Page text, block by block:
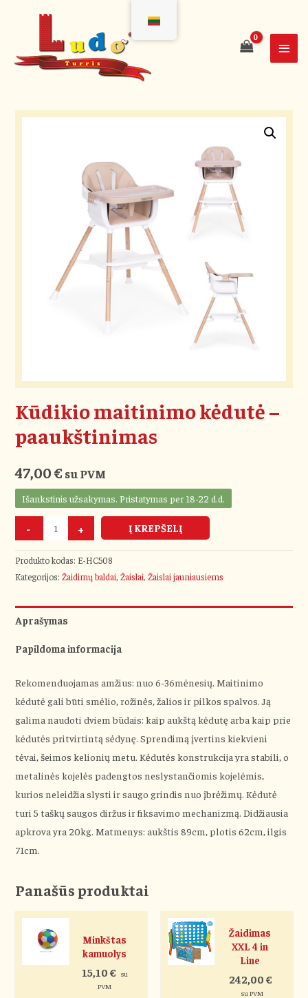
Kūdikio maitinimo kėdutė –
paaukštinimas
47,00€ su PVM
Išankstinis užsakymas. Pristatymas per 18-22 d.d.
- + Į KREPŠELĮ
Produkto kodas:E-HC508
Kategorijos:Žaidimų baldai,Žaislai,Žaislai jauniausiems
Aprašymas
Papildoma informacija
Rekomenduojamas amžius: nuo 6-36mėnesių. Maitinimo
kėdutė gali būti smėlio, rožinės, žalios ir pilkos spalvos. Ją
galima naudoti dviem būdais: kaip aukštą kėdutę arba kaip prie
kėdutės pritvirtintą sėdynę. Sprendimą įvertins kiekvieni
tėvai, šeimos kelionių metu. Kėdutės konstrukcija yra stabili, o
metalinės kojelės padengtos neslystančiomis kojelėmis,
kurios neleidžia slysti ir saugo grindis nuo įbrėžimų. Kėdutė
turi 5 taškų saugos diržus ir fiksavimo mechanizmą. Didžiausia
apkrova yra 20kg. Matmenys: aukštis 89cm, plotis 62cm, ilgis
71cm.
Panašūs produktai
Minkštas
kamuolys
15,10 €
su
PVM
Žaidimas
XXL 4 in
Line
242,00 €
su PVM